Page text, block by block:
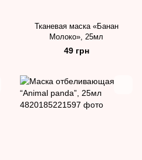
Тканевая маска «Банан
Молоко», 25мл
49 грн